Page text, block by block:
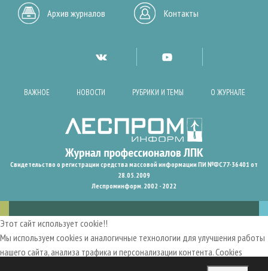
Архив журналов Контакты
ВАЖНОЕ НОВОСТИ РУБРИКИ И ТЕМЫ О ЖУРНАЛЕ
Свидетельство о регистрации средства массовой информации ПИ №ФС77-36401 от
28.05.2009
Леспроминформ. 2002 - 2022
Этот сайт использует cookie!!
Мы используем cookies и аналогичные технологии для улучшения работы
нашего сайта, анализа трафика и персонализации контента. Cookies